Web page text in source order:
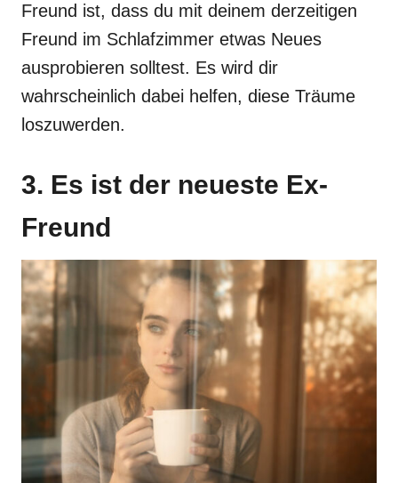
Freund ist, dass du mit deinem derzeitigen
Freund im Schlafzimmer etwas Neues
ausprobieren solltest. Es wird dir
wahrscheinlich dabei helfen, diese Träume
loszuwerden.
3. Es ist der neueste Ex-
Freund